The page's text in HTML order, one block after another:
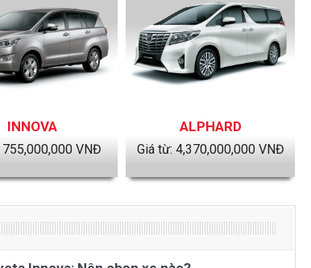
INNOVA
755,000,000VNĐ
ALPHARD
Giá từ: 4,370,000,000VNĐ